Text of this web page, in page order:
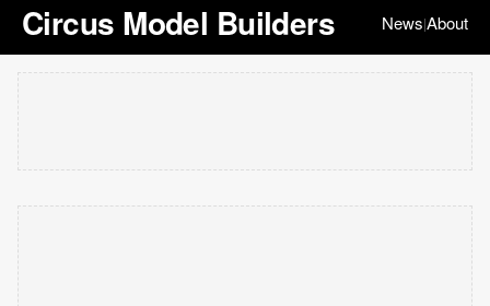
Circus Model Builders News|About